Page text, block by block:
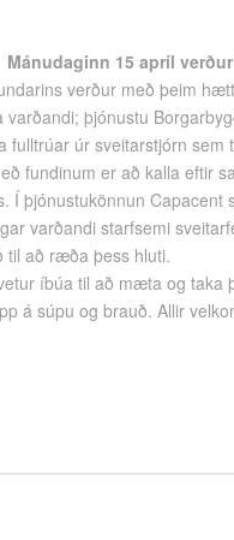
Mánudaginn 15 apríl
verður með þeim
varðandi; þjónustu
fulltrúar úr sveitarstjórn
fundinum er að kalla eftir
Í þjónustukönnun
varðandi starfsemi
að ræða þess hluti.
íbúa til að mæta og
á súpu og brauð. Allir